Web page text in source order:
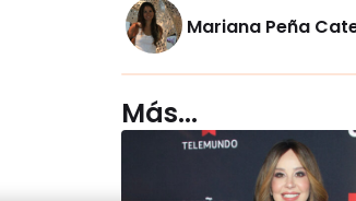
Mariana Peña
Más...